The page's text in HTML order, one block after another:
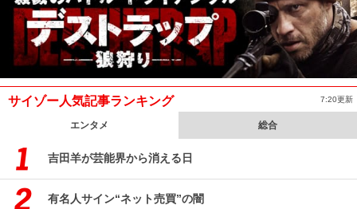
サイゾー人気記事ランキング 7:20更新
エンタメ 総合
吉田羊が芸能界から消える日
有名人サイン“ネット売買”の闇